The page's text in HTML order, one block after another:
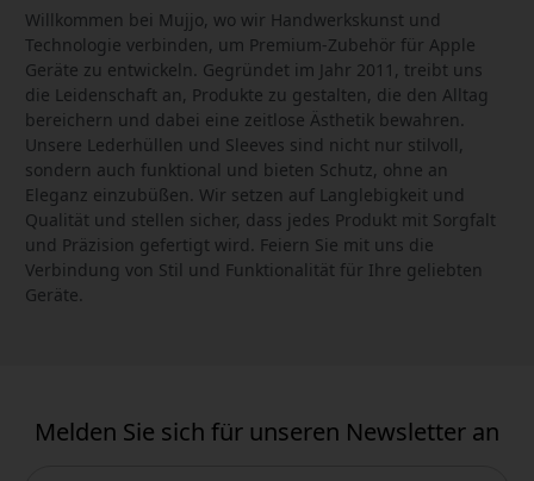
Willkommen bei Mujjo, wo wir Handwerkskunst und
Technologie verbinden, um Premium-Zubehör für Apple
Geräte zu entwickeln. Gegründet im Jahr 2011, treibt uns
die Leidenschaft an, Produkte zu gestalten, die den Alltag
bereichern und dabei eine zeitlose Ästhetik bewahren.
Unsere Lederhüllen und Sleeves sind nicht nur stilvoll,
sondern auch funktional und bieten Schutz, ohne an
Eleganz einzubüßen. Wir setzen auf Langlebigkeit und
Qualität und stellen sicher, dass jedes Produkt mit Sorgfalt
und Präzision gefertigt wird. Feiern Sie mit uns die
Verbindung von Stil und Funktionalität für Ihre geliebten
Geräte.
Melden Sie sich für unseren Newsletter an